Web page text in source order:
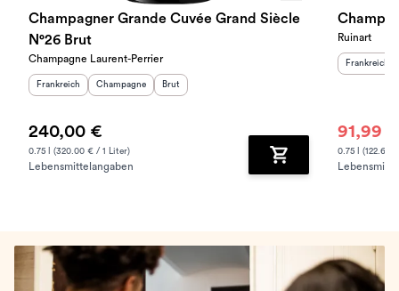
Champagner Grande Cuvée Grand Siècle
N°26 Brut
Champagne Laurent-Perrier
Herkunftsland
Frankreich Herkunftsregion :
Champagne Geschmack
Brut
240,00 €
0.75 l (320.00 € / 1 Liter)
Lebensmittelangaben Zum Warenkorb
Ruinart
Frankreich
91,99 €
0.75 l (122.65